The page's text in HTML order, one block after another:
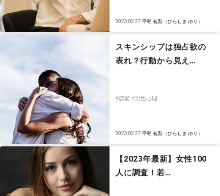
2023.02.27 平島 有梨（ひらしま ゆり）
スキンシップは独占欲の
表れ？行動から見え…
#恋愛#男性心理
2023.02.27 平島 有梨（ひらしま ゆり）
【2023年最新】女性100
人に調査！若…